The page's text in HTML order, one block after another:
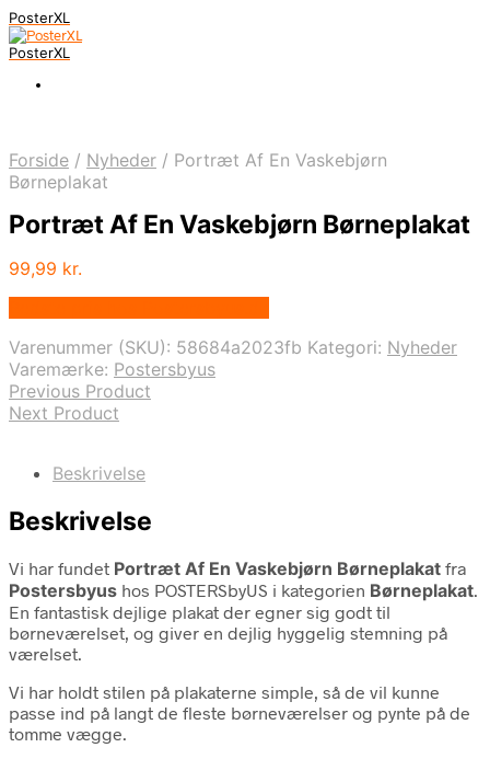
PosterXL
PosterXL
Forside / Nyheder / Portræt Af En Vaskebjørn
Børneplakat
Portræt Af En Vaskebjørn Børneplakat
99,99 kr.
Varenummer (SKU): 58684a2023fb Kategori: Nyheder
Varemærke: Postersbyus
Previous Product
Next Product
Beskrivelse
Beskrivelse
Vi har fundet Portræt Af En Vaskebjørn Børneplakat fra
Postersbyus hos POSTERSbyUS i kategorien Børneplakat.
En fantastisk dejlige plakat der egner sig godt til
børneværelset, og giver en dejlig hyggelig stemning på
værelset.
Vi har holdt stilen på plakaterne simple, så de vil kunne
passe ind på langt de fleste børneværelser og pynte på de
tomme vægge.